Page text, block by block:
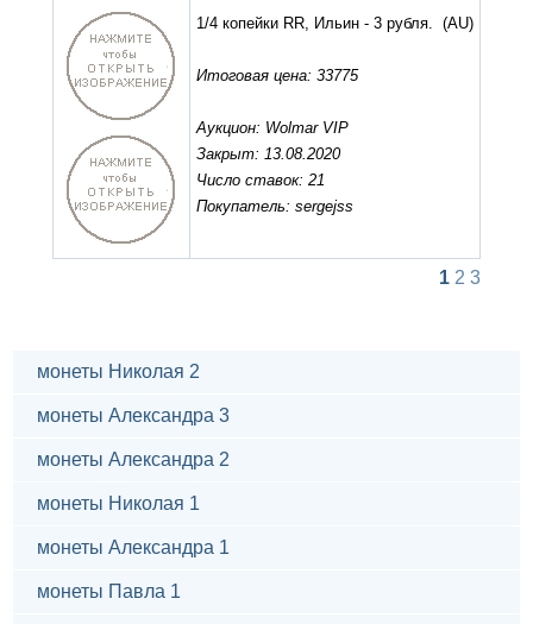
1/4 копейки RR, Ильин - 3 рубля. (AU)
Итоговая цена: 33775
Аукцион: Wolmar VIP
Закрыт: 13.08.2020
Число ставок: 21
Покупатель: sergejss
1 2 3
монеты Николая 2
монеты Александра 3
монеты Александра 2
монеты Николая 1
монеты Александра 1
монеты Павла 1